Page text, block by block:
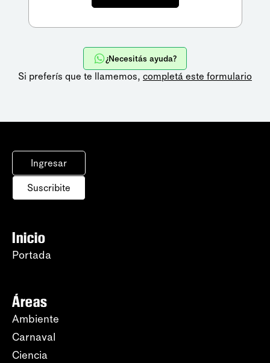
¿Necesitás ayuda?
Si preferís que te llamemos, completá este formulario
Ingresar
Suscribite
Inicio
Portada
Áreas
Ambiente
Carnaval
Ciencia